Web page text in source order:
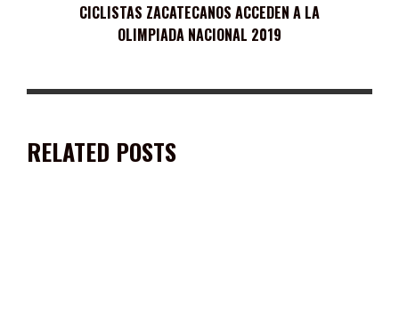
CICLISTAS ZACATECANOS ACCEDEN A LA
OLIMPIADA NACIONAL 2019
RELATED POSTS